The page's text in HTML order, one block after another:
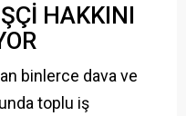
HAKKINI
binlerce dava ve
toplu iş